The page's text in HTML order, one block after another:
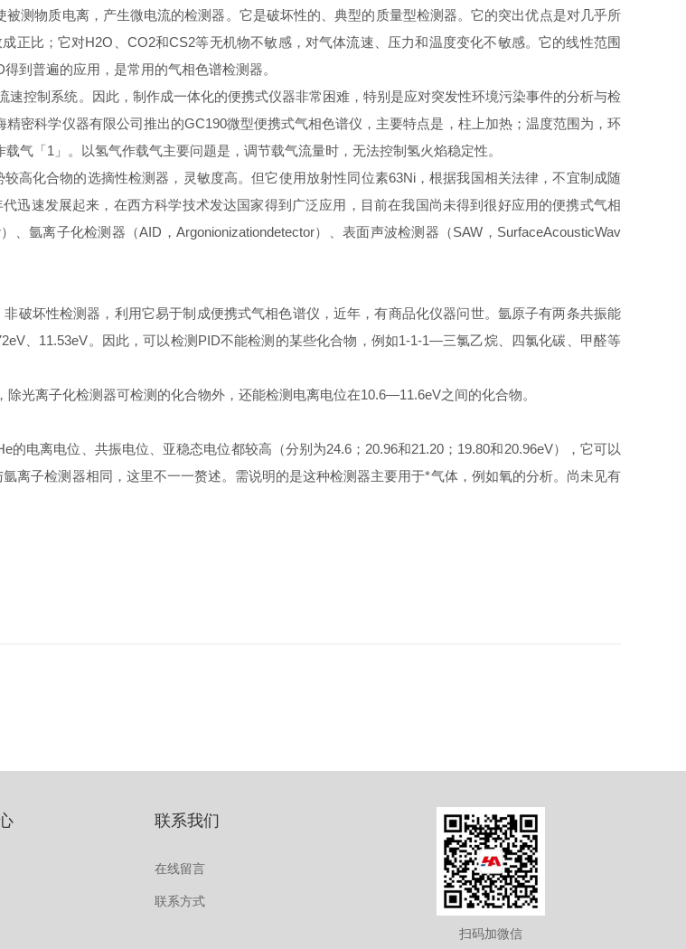
物质电离，产生微电流的检测器。它是破坏性的、典型的质量型检测器。它的突出优点是对几乎所
正比；它对H2O、CO2和CS2等无机物不敏感，对气体流速、压力和温度变化不敏感。它的线性范围
到普遍的应用，是常用的气相色谱检测器。
制系统。因此，制作成一体化的便携式仪器非常困难，特别是应对突发性环境污染事件的分析与检
密科学仪器有限公司推出的GC190微型便携式气相色谱仪，主要特点是，柱上加热；温度范围为，环
气「1」。以氢气作载气主要问题是，调节载气流量时，无法控制氢火焰稳定性。
高化合物的选摘性检测器，灵敏度高。但它使用放射性同位素63Ni，根据我国相关法律，不宜制成随
迅速发展起来，在西方科学技术发达国家得到广泛应用，目前在我国尚未得到很好应用的便携式气相
氩离子化检测器（AID，Argonionizationdetector）、表面声波检测器（SAW，SurfaceAcousticWav
坏性检测器，利用它易于制成便携式气相色谱仪，近年，有商品化仪器问世。氩原子有两条共振能
、11.53eV。因此，可以检测PID不能检测的某些化合物，例如1-1-1—三氯乙烷、四氯化碳、甲醛等
离子化检测器可检测的化合物外，还能检测电离电位在10.6—11.6eV之间的化合物。
离电位、共振电位、亚稳态电位都较高（分别为24.6；20.96和21.20；19.80和20.96eV），它可以
离子检测器相同，这里不一一赘述。需说明的是这种检测器主要用于*气体，例如氧的分析。尚未见有
联系我们
在线留言
联系方式
扫码加微信